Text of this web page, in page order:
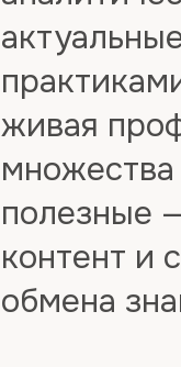
живая
полезные
контент и
обмена